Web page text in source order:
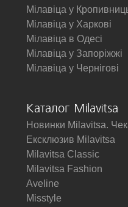
Мілавіца у
Мілавіца у Харкові
Мілавіца в Одесі
Мілавіца у Запоріжжі
Мілавіца у Чернігові
Каталог Milavitsa
Новинки Milavitsa.
Ексклюзив Milavitsa
Milavitsa Classic
Milavitsa Fashion
Aveline
Misstyle